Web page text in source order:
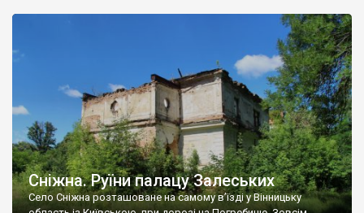
Наддністрянське відрізняється від більшості навколишніх
сіл. У селі є мурована Михайлівська церква. Точної дати […]
Сніжна. Руїни палацу Залеських
Село Сніжна розташоване на самому в’їзді у Вінницьку